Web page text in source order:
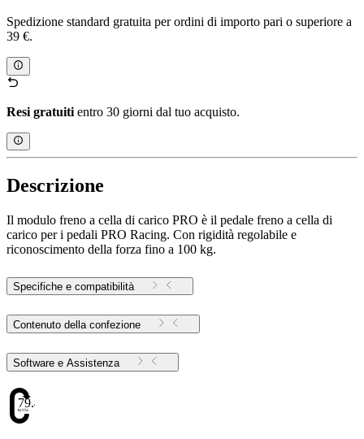
Spedizione standard gratuita per ordini di importo pari o superiore a
39 €.
Resi gratuiti entro 30 giorni dal tuo acquisto.
Descrizione
Il modulo freno a cella di carico PRO è il pedale freno a cella di
carico per i pedali PRO Racing. Con rigidità regolabile e
riconoscimento della forza fino a 100 kg.
Specifiche e compatibilità
Contenuto della confezione
Software e Assistenza
79.48